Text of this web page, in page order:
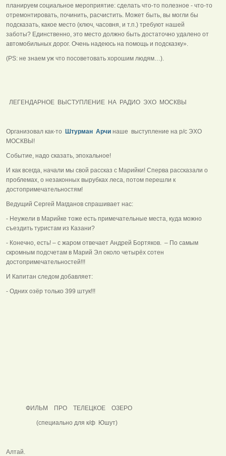
планируем социальное мероприятие: сделать что-то полезное - что-то
отремонтировать, починить, расчистить. Может быть, вы могли бы
подсказать, какое место (ключ, часовня, и т.п.) требуют нашей
заботы? Единственно, это место должно быть достаточно удалено от
автомобильных дорог. Очень надеюсь на помощь и подсказку».
(PS: не знаем уж что посоветовать хорошим людям…).
ЛЕГЕНДАРНОЕ ВЫСТУПЛЕНИЕ НА РАДИО ЭХО МОСКВЫ
Организовал как-то Штурман Арчи наше выступление на р/с ЭХО
МОСКВЫ!
Событие, надо сказать, эпохальное!
И как всегда, начали мы свой рассказ с Марийки! Сперва рассказали о
проблемах, о незаконных вырубках леса, потом перешли к
достопримечательностям!
Ведущий Сергей Магданов спрашивает нас:
- Неужели в Марийке тоже есть примечательные места, куда можно
съездить туристам из Казани?
- Конечно, есть! – с жаром отвечает Андрей Бортяков. – По самым
скромным подсчетам в Марий Эл около четырёх сотен
достопримечательностей!!!
И Капитан следом добавляет:
- Одних озёр только 399 штук!!!
ФИЛЬМ ПРО ТЕЛЕЦКОЕ ОЗЕРО
(специально для к/ф Юшут)
Алтай.